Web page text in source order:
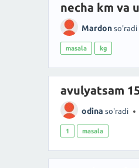
necha km va
Mardon so'radi
masala kg
avulyatsam
odina so'radi
1 masala